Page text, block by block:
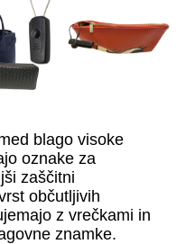
blago visoke
oznake za
zaščitni
občutljivih
z vrečkami in
znamke.